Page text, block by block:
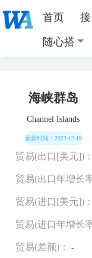
首页 接
随心搭
海峡群岛
Channel Islands
更新时间：2023-12-19
贸易(出口[美元])：
贸易(出口年增长
贸易(进口[美元])：
贸易(进口年增长
贸易(差额)： -